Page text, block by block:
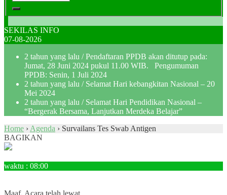
SEKILAS INFO
07-08-2026
2 tahun yang lalu / Pendaftaran PPDB akan ditutup pada:
Jumat, 28 Juni 2024 pukul 11.00 WIB. Pengumuman
PPDB: Senin, 1 Juli 2024
2 tahun yang lalu / Selamat Hari kebangkitan Nasional – 20
Mei 2024
2 tahun yang lalu / Selamat Hari Pendidikan Nasional –
“Bergerak Bersama, Lanjutkan Merdeka Belajar”
Home › Agenda › Survailans Tes Swab Antigen
BAGIKAN
waktu : 08:00
Maaf, Acara telah lewat